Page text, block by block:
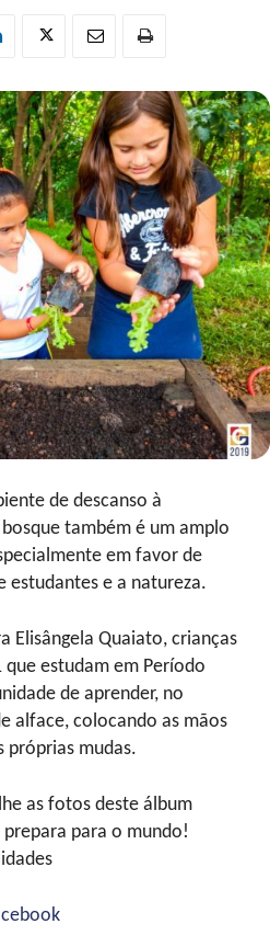
de descanso à
também é um amplo
em favor de
e a natureza.
Elisângela Quaiato, crianças
estudam em Período
de aprender, no
alface, colocando as mãos
próprias mudas.
as fotos deste álbum
para o mundo!